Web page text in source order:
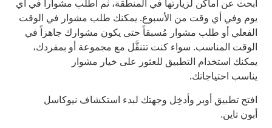
ابحث عن أماكن لزيارتها في المنطقة، ثم اطلب مشواراً في أي
يوم وفي أي وقت من الأسبوع. يمكنك طلب مشوار في الوقت
الفعلي أو طلب مشوار مُسبقاً حتى يكون مشوارك جاهزاً في
الوقت المناسب. سواء كنت تتنقَّل مع مجموعة أو بمفردك،
يمكنك استخدام التطبيق للعثور على خيار مشوار
يناسب احتياجاتك.
افتح تطبيق أوبر وأدخِل وجهتك لبدء استكشاف نيوكاسل
أبون تاين.